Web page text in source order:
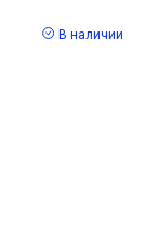
В наличии